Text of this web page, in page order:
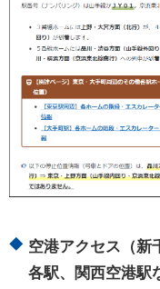
空港アクセス（新
各駅、関西空港駅